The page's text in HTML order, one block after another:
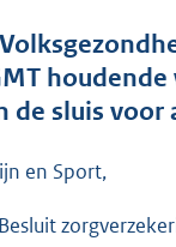
de sluis voor
en Sport,